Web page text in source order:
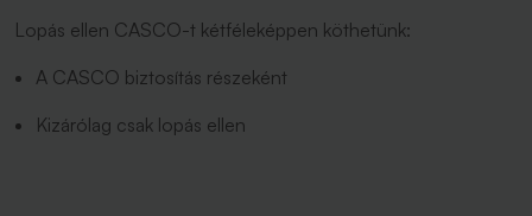
Lopás ellen CASCO-t kétféleképpen köthetünk:
A CASCO biztosítás részeként
Kizárólag csak lopás ellen